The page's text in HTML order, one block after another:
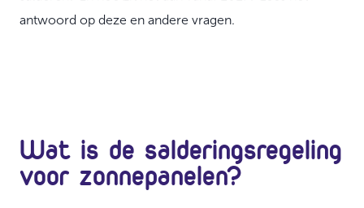
antwoord op deze en andere vragen.
Wat is de salderingsregeling
voor zonnepanelen?